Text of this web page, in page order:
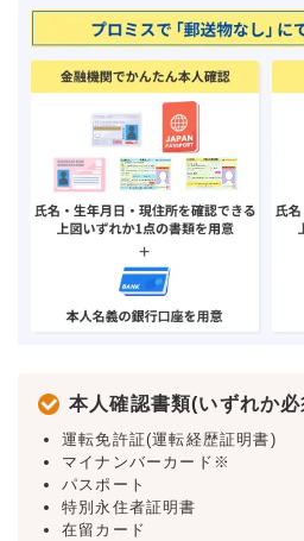
本人確認書類(いずれか
運転免許証(運転経歴証明書)
マイナンバーカード※
パスポート
特別永住者証明書
在留カード